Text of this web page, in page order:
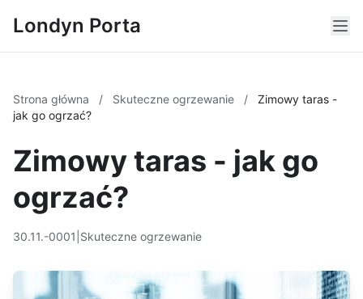
Londyn Porta
Strona główna / Skuteczne ogrzewanie /
Zimowy taras -
jak go ogrzać?
Zimowy taras - jak go
ogrzać?
30.11.-0001 Skuteczne ogrzewanie